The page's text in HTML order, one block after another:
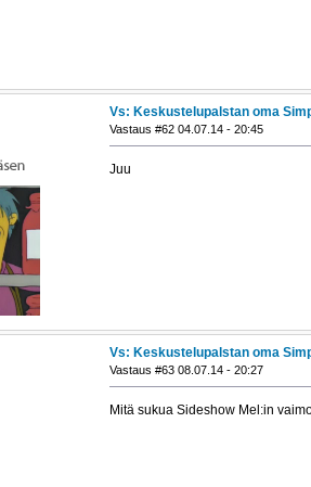
Vs: Keskustelupalstan oma
Vastaus #62 04.07.14 - 20:45
Juu
Vs: Keskustelupalstan oma
Vastaus #63 08.07.14 - 20:27
Mitä sukua Sideshow Mel:in